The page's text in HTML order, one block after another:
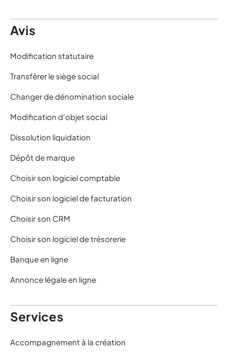
Avis
Modification statutaire
Transférer le siège social
Changer de dénomination sociale
Modification d’objet social
Dissolution liquidation
Dépôt de marque
Choisir son logiciel comptable
Choisir son logiciel de facturation
Choisir son CRM
Choisir son logiciel de trésorerie
Banque en ligne
Annonce légale en ligne
Services
Accompagnement à la création